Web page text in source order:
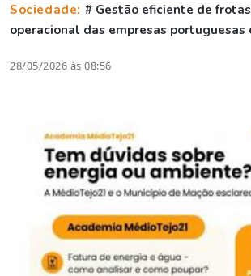
Sociedade: # Gestão eficiente de
operacional das empresas portuguesas
28/05/2026 às 08:56